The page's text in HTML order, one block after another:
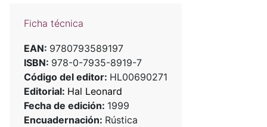
Ficha técnica
EAN: 9780793589197
ISBN: 978-0-7935-8919-7
Código del editor: HL00690271
Editorial: Hal Leonard
Fecha de edición: 1999
Encuadernación: Rústica